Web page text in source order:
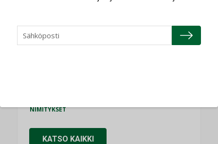
Refair
NIMITYKSET
NIMITYKSET
KATSO KAIKKI